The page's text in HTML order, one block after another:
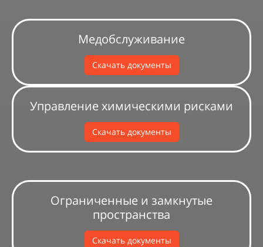
Медобслуживание
Скачать документы
Управление химическими рисками
Скачать документы
Ограниченные и замкнутые
пространства
Скачать документы